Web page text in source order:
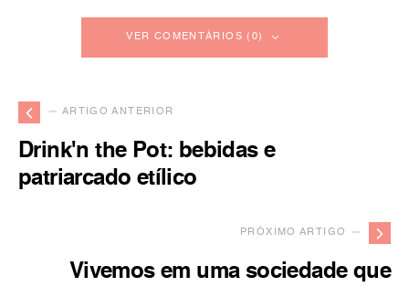
VER COMENTÁRIOS (0)
— ARTIGO ANTERIOR
Drink'n the Pot: bebidas e
patriarcado etílico
PRÓXIMO ARTIGO —
Vivemos em uma sociedade que